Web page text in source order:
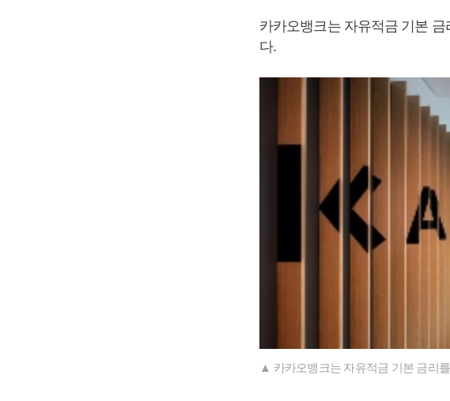
카카오뱅크는 자유적금 기본
다.
▲ 카카오뱅크는 자유적금 기본 금리